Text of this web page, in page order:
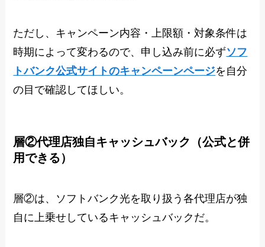
ただし、キャンペーン内容・上限額・対象条件は
時期によって変わるので、申し込み前に必ずソフ
トバンク公式サイトのキャンペーンページを自分
の目で確認してほしい。
層②代理店独自キャッシュバック（公式と併
用できる）
層②は、ソフトバンク光を取り扱う各代理店が独
自に上乗せしているキャッシュバックだ。